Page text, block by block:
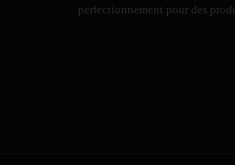
perfectionnement pour des